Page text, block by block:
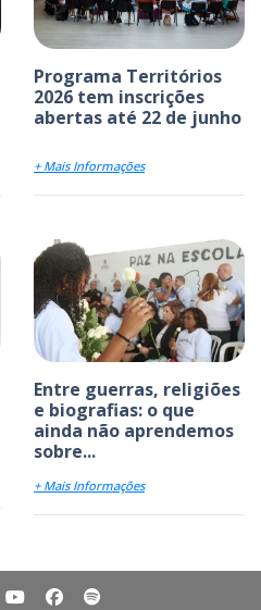
Programa Territórios
2026 tem inscrições
abertas até 22 de junho
+ Mais Informações
Entre guerras, religiões
e biografias: o que
ainda não aprendemos
sobre...
+ Mais Informações